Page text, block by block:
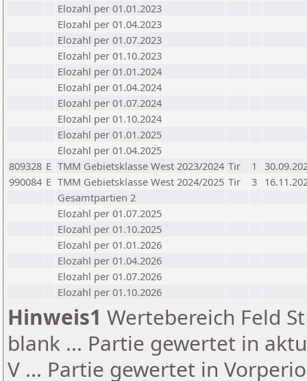
Elozahl per 01.01.2023
Elozahl per 01.04.2023
Elozahl per 01.07.2023
Elozahl per 01.10.2023
Elozahl per 01.01.2024
Elozahl per 01.04.2024
Elozahl per 01.07.2024
Elozahl per 01.10.2024
Elozahl per 01.01.2025
Elozahl per 01.04.2025
809328 E TMM Gebietsklasse West 2023/2024 Tir 1
990084 E TMM Gebietsklasse West 2024/2025 Tir 3
Gesamtpartien 2
Elozahl per 01.07.2025
Elozahl per 01.10.2025
Elozahl per 01.01.2026
Elozahl per 01.04.2026
Elozahl per 01.07.2026
Elozahl per 01.10.2026
Hinweis1 Wertebereich Feld
blank ... Partie gewertet in
V ... Partie gewertet in